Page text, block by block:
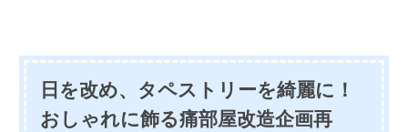
日を改め、タペストリーを綺麗に！
おしゃれに飾る痛部屋改造企画再